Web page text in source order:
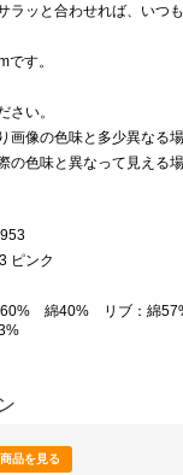
ラッと合わせれば、いつ
す。
い。
像の色味と多少異なる場
の色味と異なって見える
ピンク
60% 綿40% リブ：綿
品を見る